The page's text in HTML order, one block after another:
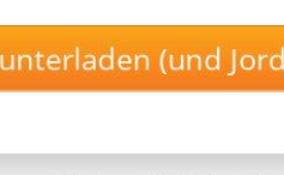
und stressfrei!
die perfekt zu deinem
Kurs erkennt automatisch,
gespeicherten Vokabeln.
dein Langzeitgedächtnis
(und